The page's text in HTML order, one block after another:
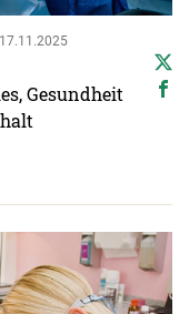
17.11.2025
Gesundheit